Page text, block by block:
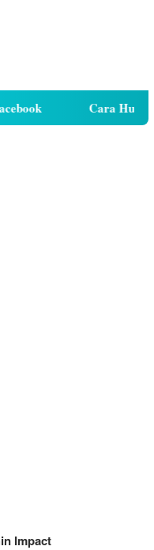
Cara Hutang
Impact